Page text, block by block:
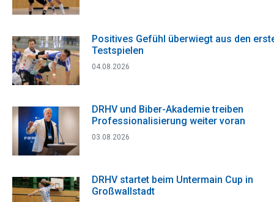
Positives Gefühl überwiegt aus den
Testspielen
04.08.2026
DRHV und Biber-Akademie treiben
Professionalisierung weiter voran
03.08.2026
DRHV startet beim Untermain Cup in
Großwallstadt